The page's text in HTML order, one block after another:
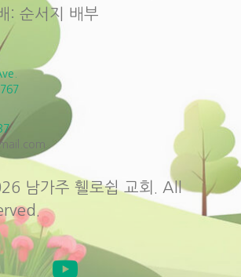
: 순서지 배부
남가주 휄로쉽 교회. All